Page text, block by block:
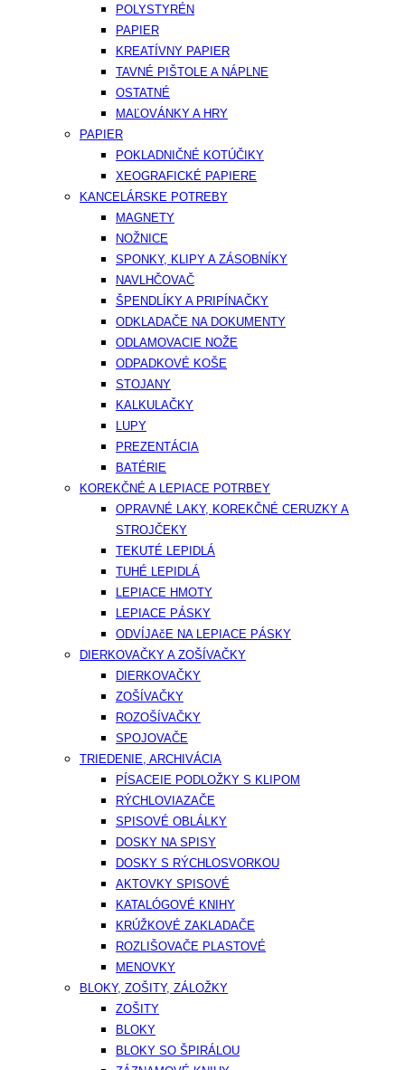
POLYSTYRÉN
PAPIER
KREATÍVNY PAPIER
TAVNÉ PIŠTOLE A NÁPLNE
OSTATNÉ
MAĽOVÁNKY A HRY
PAPIER
POKLADNIČNÉ KOTÚČIKY
XEOGRAFICKÉ PAPIERE
KANCELÁRSKE POTREBY
MAGNETY
NOŽNICE
SPONKY, KLIPY A ZÁSOBNÍKY
NAVLHČOVAČ
ŠPENDLÍKY A PRIPÍNAČKY
ODKLADAČE NA DOKUMENTY
ODLAMOVACIE NOŽE
ODPADKOVÉ KOŠE
STOJANY
KALKULAČKY
LUPY
PREZENTÁCIA
BATÉRIE
KOREKČNÉ A LEPIACE POTRBEY
OPRAVNÉ LAKY, KOREKČNÉ CERUZKY A
STROJČEKY
TEKUTÉ LEPIDLÁ
TUHÉ LEPIDLÁ
LEPIACE HMOTY
LEPIACE PÁSKY
ODVÍJAčE NA LEPIACE PÁSKY
DIERKOVAČKY A ZOŠÍVAČKY
DIERKOVAČKY
ZOŠÍVAČKY
ROZOŠÍVAČKY
SPOJOVAČE
TRIEDENIE, ARCHIVÁCIA
PÍSACEIE PODLOŽKY S KLIPOM
RÝCHLOVIAZAČE
SPISOVÉ OBLÁLKY
DOSKY NA SPISY
DOSKY S RÝCHLOSVORKOU
AKTOVKY SPISOVÉ
KATALÓGOVÉ KNIHY
KRÚŽKOVÉ ZAKLADAČE
ROZLIŠOVAČE PLASTOVÉ
MENOVKY
BLOKY, ZOŠITY, ZÁLOŽKY
ZOŠITY
BLOKY
BLOKY SO ŠPIRÁLOU